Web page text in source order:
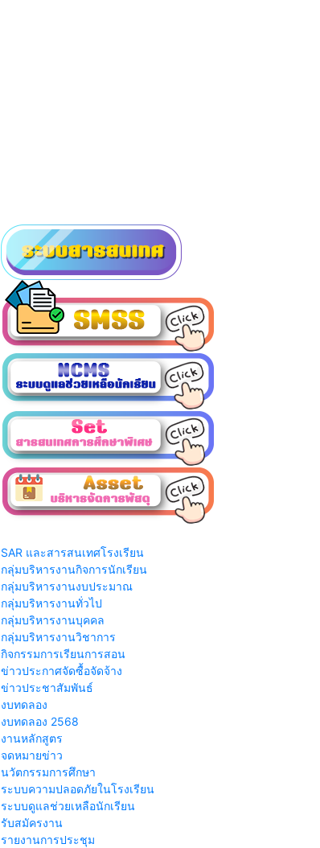
SAR และสารสนเทศโรงเรียน
กลุ่มบริหารงานกิจการนักเรียน
กลุ่มบริหารงานงบประมาณ
กลุ่มบริหารงานทั่วไป
กลุ่มบริหารงานบุคคล
กลุ่มบริหารงานวิชาการ
กิจกรรมการเรียนการสอน
ข่าวประกาศจัดซื้อจัดจ้าง
ข่าวประชาสัมพันธ์
งบทดลอง
งบทดลอง 2568
งานหลักสูตร
จดหมายข่าว
นวัตกรรมการศึกษา
ระบบความปลอดภัยในโรงเรียน
ระบบดูแลช่วยเหลือนักเรียน
รับสมัครงาน
รายงานการประชุม